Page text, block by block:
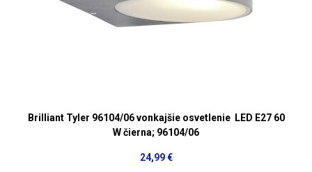
Brilliant Tyler 96104/06 vonkajšie osvetlenie LED E27 60
W čierna; 96104/06
24,99 €